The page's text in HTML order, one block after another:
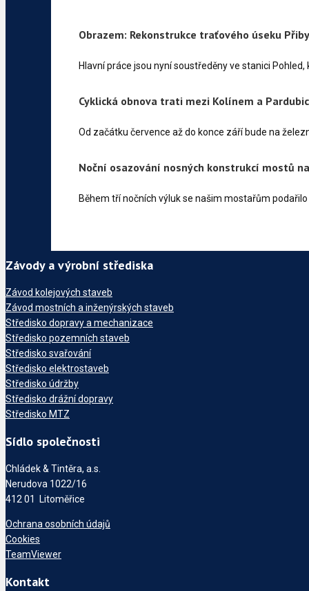
Obrazem: Rekonstrukce traťového úseku
Hlavní práce jsou nyní soustředěny ve stanici
Cyklická obnova trati mezi Kolínem a
Od začátku července až do konce září bude na
Noční osazování nosných konstrukcí mostů
Během tří nočních výluk se našim mostařům
Závody a výrobní střediska
Závod kolejových staveb
Závod mostních a inženýrských staveb
Středisko dopravy a mechanizace
Středisko pozemních staveb
Středisko svařování
Středisko elektrostaveb
Středisko údržby
Středisko drážní dopravy
Středisko MTZ
Sídlo společnosti
Chládek & Tintěra, a.s.
Nerudova 1022/16
412 01 Litoměřice
Ochrana osobních údajů
Cookies
TeamViewer
Kontakt